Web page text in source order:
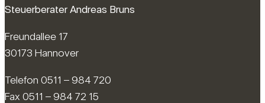
Steuerberater Andreas Bruns
Freundallee 17
30173 Hannover
Telefon 0511 – 984 720
Fax 0511 – 984 72 15